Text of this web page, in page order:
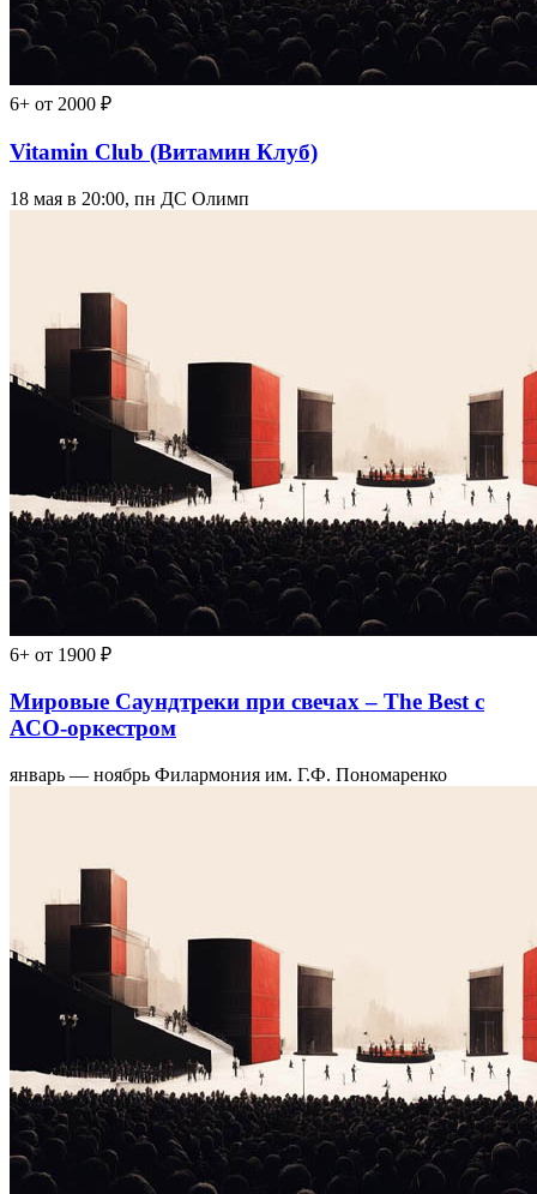
6+ от 2000 ₽
Vitamin Club (Витамин Клуб)
18 мая в 20:00, пн ДС Олимп
6+ от 1900 ₽
Мировые Саундтреки при свечах – The Best с
АСО-оркестром
январь — ноябрь Филармония им. Г.Ф. Пономаренко